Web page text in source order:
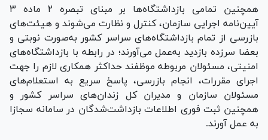
همچنین تمامی بازداشتگاه‌ها بر مبنای تبصره ۲ ماده ۳
آیین‌نامه اجرایی سازمان، کنترل و نظارت می‌شوند و هیئت‌های
بازرسی از تمام بازداشتگاه‌های سراسر کشور به‌صورت نوبتی و
بعضا سرزده بازدید به‌عمل می‌آورند؛ در رابطه با بازداشتگاه‌های
امنیتی، مسئولان مربوطه موظفند حداکثر همکاری لازم را جهت
اجرای مقررات، انجام بازرسی، پاسخ سریع به استعلام‌های
مسئولان سازمان و مدیران کل زندان‌های سراسر کشور و
همچنین ثبت فوری اطلاعات بازداشت‌شدگان در سامانه سجازا
به عمل آورند.